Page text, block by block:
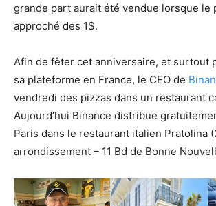
grande part aurait été vendue lorsque le
approché des 1$.
Afin de fêter cet anniversaire, et surtout
sa plateforme en France, le CEO de
vendredi des pizzas dans un restaurant
Aujourd’hui Binance distribue
Paris dans le restaurant italien Pratolina
arrondissement – 11 Bd de Bonne